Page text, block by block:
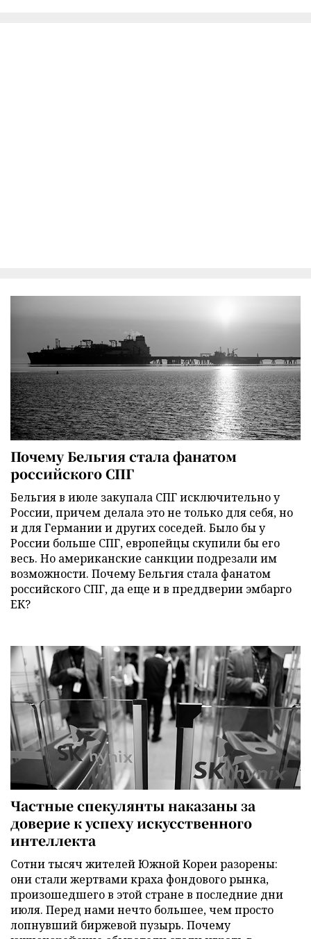
Почему Бельгия стала фанатом
российского СПГ
Бельгия в июле закупала СПГ исключительно у
России, причем делала это не только для себя, но
и для Германии и других соседей. Было бы у
России больше СПГ, европейцы скупили бы его
весь. Но американские санкции подрезали им
возможности. Почему Бельгия стала фанатом
российского СПГ, да еще и в преддверии эмбарго
ЕК?
Частные спекулянты наказаны за
доверие к успеху искусственного
интеллекта
Сотни тысяч жителей Южной Кореи разорены:
они стали жертвами краха фондового рынка,
произошедшего в этой стране в последние дни
июля. Перед нами нечто большее, чем просто
лопнувший биржевой пузырь. Почему